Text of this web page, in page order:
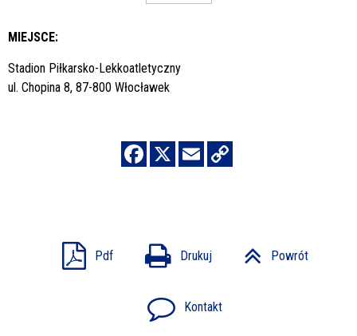
MIEJSCE:
Stadion Piłkarsko-Lekkoatletyczny
ul. Chopina 8, 87-800 Włocławek
Pdf Drukuj Powrót
Kontakt